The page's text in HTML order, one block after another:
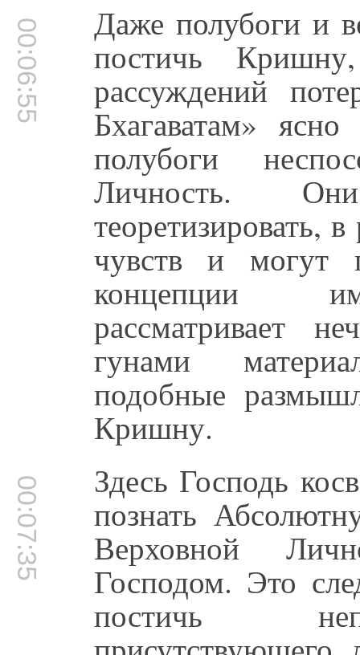
00:06:55 Даже полубоги и
постичь
рассуждений
Бхагаватам»
полубоги
Личность.
теоретизировать,
чувств и могут
концепции
рассматривает
гунами
подобные
Кришну.
00:07:35 Здесь Господь
познать
Верховной
Господом. Это
постичь